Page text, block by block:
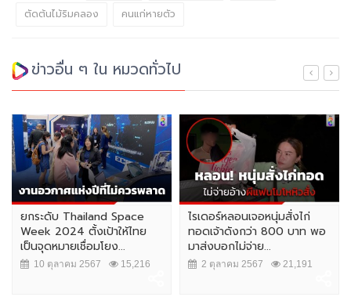
ตัดต้นไม้ริมคลอง
คนแก่หายตัว
ข่าวอื่น ๆ ใน หมวดทั่วไป
ยกระดับ Thailand Space
Week 2024 ตั้งเป้าให้ไทย
เป็นจุดหมายเชื่อมโยง...
10 ตุลาคม 2567 15,216
ไรเดอร์หลอนเจอหนุ่มสั่งไก่
ทอดเจ้าดังกว่า 800 บาท พอ
มาส่งบอกไม่จ่าย...
2 ตุลาคม 2567 21,191